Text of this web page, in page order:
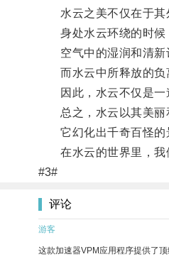
水云之美不仅在于其
身处水云环绕的时候
空气中的湿润和清新
而水云中所释放的负
因此，水云不仅是一
总之，水云以其美丽
它幻化出千奇百怪的
在水云的世界里，我们
#3#
评论
游客
这款加速器VPM应用程序提供了顶